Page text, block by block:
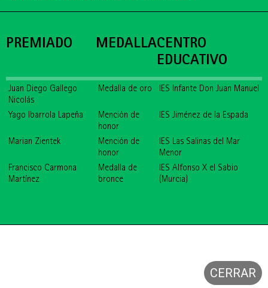
PREMIADO MEDALLACENTRO
EDUCATIVO
Juan Diego Gallego
Nicolás
Medalla de oro IES Infante Don Juan Manuel
Yago Ibarrola Lapeña
Mención de
honor
IES Jiménez de la Espada
Marian Zientek
Mención de
honor
IES Las Salinas del Mar
Menor
Francisco Carmona
Martínez
Medalla de
bronce
IES Alfonso X el Sabio
(Murcia)
CERRAR